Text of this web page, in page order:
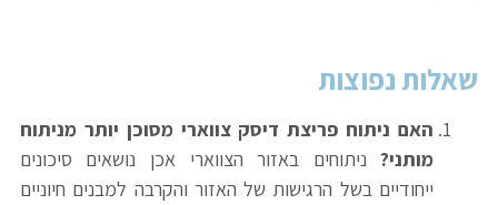
שאלות נפוצות
האם ניתוח פריצת דיסק צווארי מסוכן יותר מניתוח
מותני?ניתוחים באזור הצווארי אכן נושאים סיכונים
ייחודיים בשל הרגישות של האזור והקרבה למבנים חיוניים